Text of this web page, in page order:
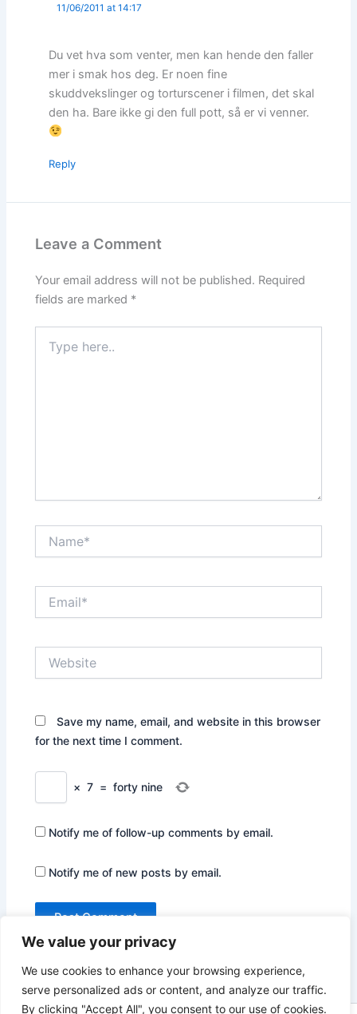
We value your privacy
We use cookies to enhance your browsing experience,
serve personalized ads or content, and analyze our traffic.
By clicking "Accept All", you consent to our use of cookies.
11/06/2011 at 14:17
Du vet hva som venter, men kan hende den faller
mer i smak hos deg. Er noen fine
skuddvekslinger og torturscener i filmen, det skal
den ha. Bare ikke gi den full pott, så er vi venner.
Reply
Leave a Comment
Your email address will not be published. Required
fields are marked *
here..
Save my name, email, and website in this browser
for the next time I comment.
× 7 = forty nine
Notify me of follow-up comments by email.
Notify me of new posts by email.